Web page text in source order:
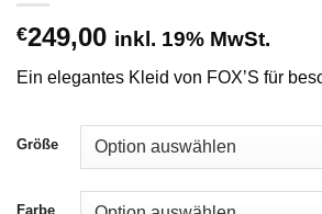
€249,00 inkl. 19% MwSt.
Ein elegantes Kleid von FOX’S für
Größe
Farbe